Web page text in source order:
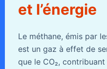
et l’énergie
Le méthane, émis par
est un gaz à effet de
que le CO₂,